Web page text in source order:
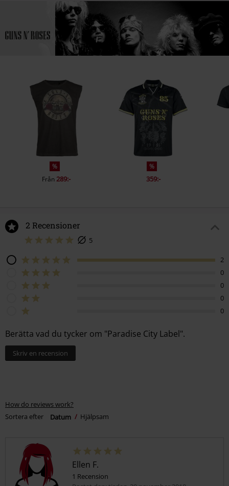
%
Från 289:-
%
359:-
2 Recensioner
5
2
0
0
0
0
Berätta vad du tycker om "Paradise City Label".
Skriv en recension
How do reviews work?
Sortera efter
Datum Hjälpsam
Ellen F.
1 Recension